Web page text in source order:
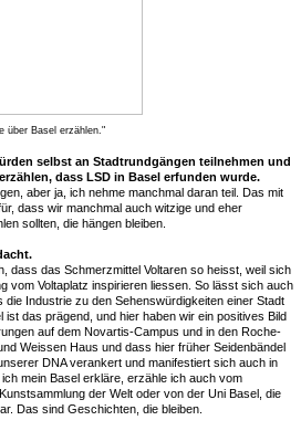
über Basel erzählen."
selbst an Stadtrundgängen teilnehmen und
dass LSD in Basel erfunden wurde.
aber ja, ich nehme manchmal daran teil. Das mit
dass wir manchmal auch witzige und eher
sollten, die hängen bleiben.
dass das Schmerzmittel Voltaren so heisst, weil sich
vom Voltaplatz inspirieren liessen. So lässt sich auch
Industrie zu den Sehenswürdigkeiten einer Stadt
ist das prägend, und hier haben wir ein positives Bild
auf dem Novartis-Campus und in den Roche-
Weissen Haus und dass hier früher Seidenbändel
DNA verankert und manifestiert sich auch in
mein Basel erkläre, erzähle ich auch vom
der Welt oder von der Uni Basel, die
Das sind Geschichten, die bleiben.